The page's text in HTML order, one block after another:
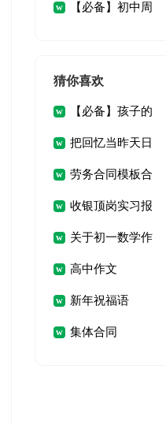
篇 【必备】初中周
猜你喜欢
【必备】孩子的
教育心得体会4篇
把回忆当昨天日
记 劳务合同模板合
集五篇收银顶岗实习报
告 关于初一数学作
文汇总7篇
高中作文
新年祝福语
集体合同